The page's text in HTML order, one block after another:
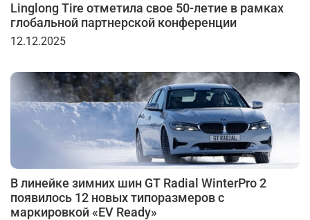
Linglong Tire отметила свое 50-летие в рамках
глобальной партнерской конференции
12.12.2025
В линейке зимних шин GT Radial WinterPro 2
появилось 12 новых типоразмеров с
маркировкой «EV Ready»